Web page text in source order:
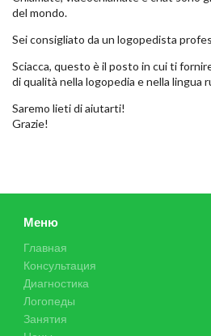
del mondo.
Sei consigliato da un logopedista
Sciacca, questo è il posto in cui ti
di qualità nella logopedia e nella lingua
Saremo lieti di aiutarti!
Grazie!
Меню
Главная
Консультация
Диагностика
Логопеды
Занятия